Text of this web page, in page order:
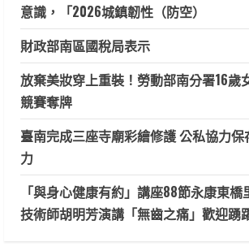
意識，「2026城鎮韌性（防空）
財政部南區國稅局表示
放棄美妝穿上重裝！勞動部南分署16歲
競賽奪牌
臺南完成三座寺廟彩繪修護 公私協力
力
「與身心健康有約」講座88節永康東
技術師胡明芳演講「無齒之痛」歡迎踴